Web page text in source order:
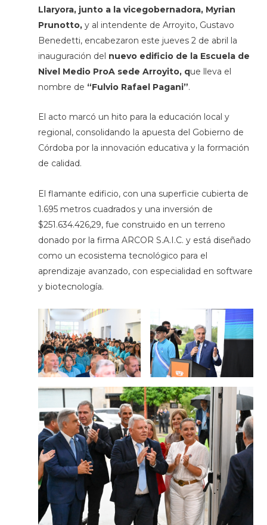
Llaryora, junto a la vicegobernadora, Myrian
Prunotto, y al intendente de Arroyito, Gustavo
Benedetti, encabezaron este jueves 2 de abril la
inauguración del nuevo edificio de la Escuela de
Nivel Medio ProA sede Arroyito, que lleva el
nombre de “Fulvio Rafael Pagani”.
El acto marcó un hito para la educación local y
regional, consolidando la apuesta del Gobierno de
Córdoba por la innovación educativa y la formación
de calidad.
El flamante edificio, con una superficie cubierta de
1.695 metros cuadrados y una inversión de
$251.634.426,29, fue construido en un terreno
donado por la firma ARCOR S.A.I.C. y está diseñado
como un ecosistema tecnológico para el
aprendizaje avanzado, con especialidad en software
y biotecnología.